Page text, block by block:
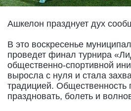
Ашкелон празднует дух
В это воскресенье
проведет финал турнира
общественно-спортивной
выросла с нуля и стала
традицией. Общественность
праздновать, болеть и